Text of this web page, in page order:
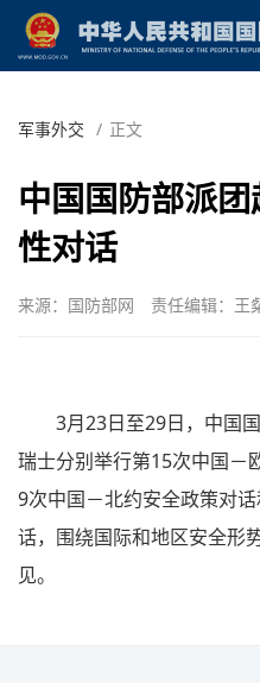
军事外交 / 正文
中国国防部派
性对话
来源：国防部网 责任编辑：王
3月23日至29日，中国
瑞士分别举行第15次中国－
9次中国－北约安全政策对
话，围绕国际和地区安全形
见。